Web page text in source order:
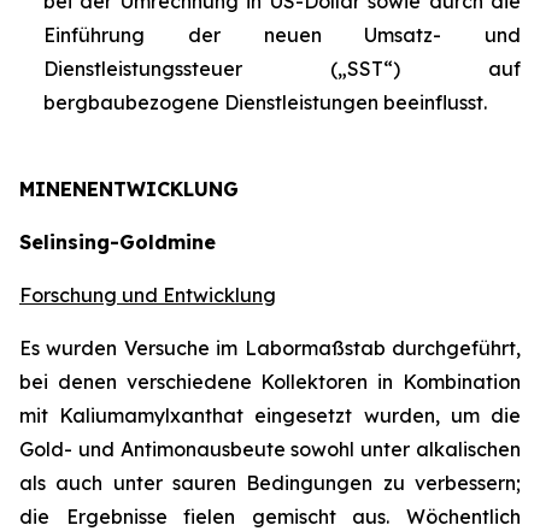
Einführung der neuen Umsatz- und
Dienstleistungssteuer („SST“) auf
bergbaubezogene Dienstleistungen beeinflusst.
MINENENTWICKLUNG
Selinsing-Goldmine
Forschung und Entwicklung
Es wurden Versuche im Labormaßstab durchgeführt,
bei denen verschiedene Kollektoren in Kombination
mit Kaliumamylxanthat eingesetzt wurden, um die
Gold- und Antimonausbeute sowohl unter alkalischen
als auch unter sauren Bedingungen zu verbessern;
die Ergebnisse fielen gemischt aus. Wöchentlich